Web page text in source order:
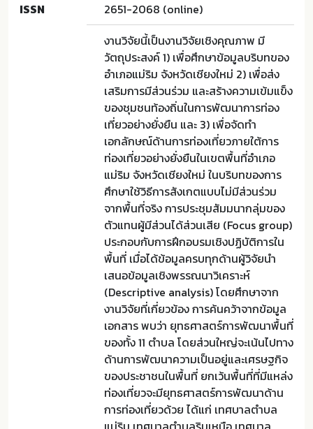
ISSN
2651-2068 (online)
งานวิจัยนี้เป็นงานวิจัยเชิงคุณภาพ มี
วัตถุประสงค์ 1) เพื่อศึกษาข้อมูลบริบทของ
อำเภอแม่ริม จังหวัดเชียงใหม่ 2) เพื่อส่ง
เสริมการมีส่วนร่วม และสร้างความเข้มแข็ง
ของชุมชนท้องถิ่นในการพัฒนาการท่อง
เที่ยวอย่างยั่งยืน และ 3) เพื่อจัดทำ
เอกลักษณ์ด้านการท่องเที่ยวภายใต้การ
ท่องเที่ยวอย่างยั่งยืนในเขตพื้นที่อำเภอ
แม่ริม จังหวัดเชียงใหม่ ในบริบทของการ
ศึกษาใช้วิธีการสังเกตแบบไม่มีส่วนร่วม
จากพื้นที่จริง การประชุมสัมมนากลุ่มของ
ตัวแทนผู้มีส่วนได้ส่วนเสีย (Focus group)
ประกอบกับการฝึกอบรมเชิงปฏิบัติการใน
พื้นที่ เมื่อได้ข้อมูลครบทุกด้านผู้วิจัยนำ
เสนอข้อมูลเชิงพรรณนาวิเคราะห์
(Descriptive analysis) โดยศึกษาจาก
งานวิจัยที่เกี่ยวข้อง การค้นคว้าจากข้อมูล
เอกสาร พบว่า ยุทธศาสตร์การพัฒนาพื้นที่
ของทั้ง 11 ตำบล โดยส่วนใหญ่จะเน้นไปทาง
ด้านการพัฒนาความเป็นอยู่และเศรษฐกิจ
ของประชาชนในพื้นที่ ยกเว้นพื้นที่ที่มีแหล่ง
ท่องเที่ยวจะมียุทธศาสตร์การพัฒนาด้าน
การท่องเที่ยวด้วย ได้แก่ เทศบาลตำบล